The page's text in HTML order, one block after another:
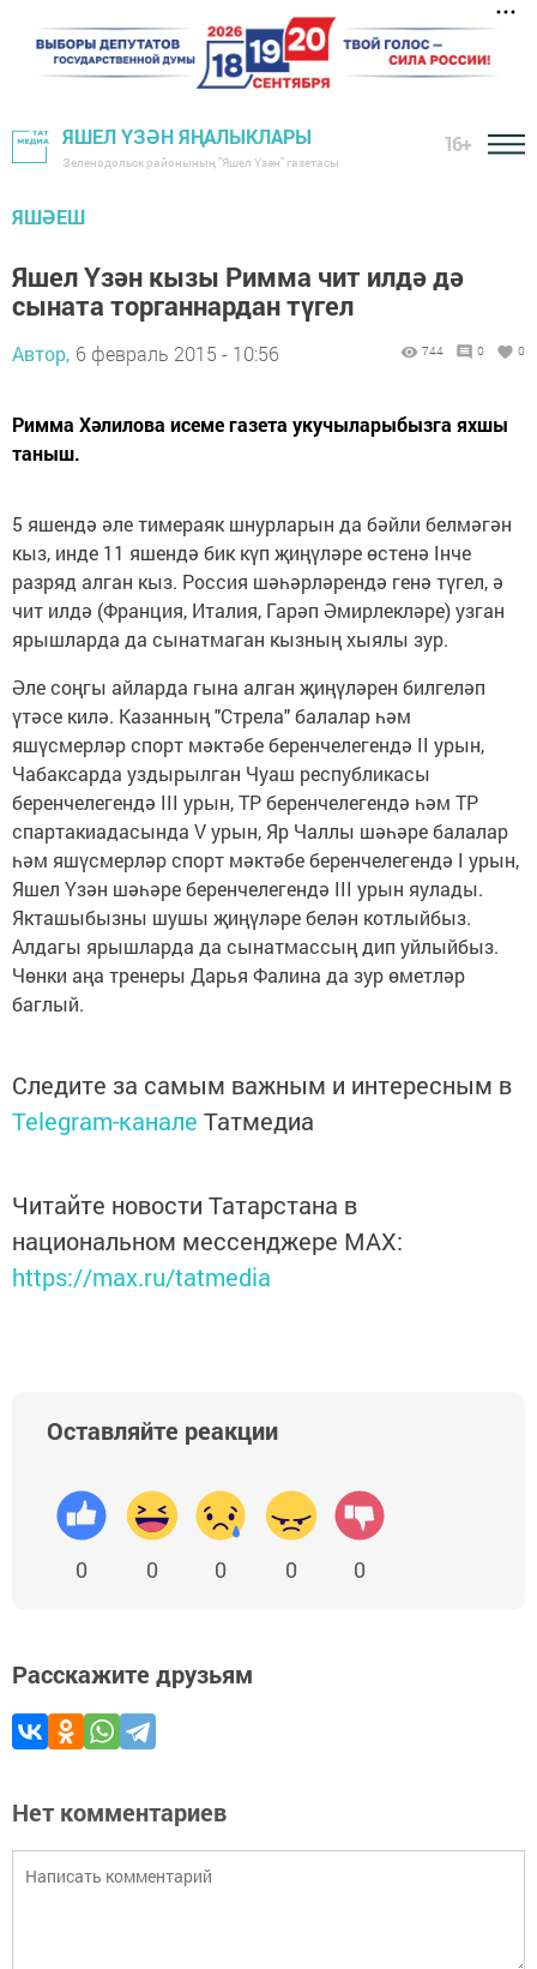
ЯШЕЛ ҮЗӘН ЯҢАЛЫКЛАРЫ
Зеленодольск районының "Яшел Үзән" газетасы
16+
ЯШӘЕШ
Яшел Үзән кызы Римма чит илдә дә
сыната торганнардан түгел
Автор, 6 февраль 2015 - 10:56 744 0 0
Римма Хәлилова исеме газета укучыларыбызга яхшы
таныш.
5 яшендә әле тимераяк шнурларын да бәйли белмәгән
кыз, инде 11 яшендә бик күп җиңүләре өстенә Iнче
разряд алган кыз. Россия шәһәрләрендә генә түгел, ә
чит илдә (Франция, Италия, Гарәп Әмирлекләре) узган
ярышларда да сынатмаган кызның хыялы зур.
Әле соңгы айларда гына алган җиңүләрен билгеләп
үтәсе килә. Казанның "Стрела" балалар һәм
яшүсмерләр спорт мәктәбе беренчелегендә II урын,
Чабаксарда уздырылган Чуаш республикасы
беренчелегендә III урын, ТР беренчелегендә һәм ТР
спартакиадасында V урын, Яр Чаллы шәһәре балалар
һәм яшүсмерләр спорт мәктәбе беренчелегендә I урын,
Яшел Үзән шәһәре беренчелегендә III урын яулады.
Якташыбызны шушы җиңүләре белән котлыйбыз.
Алдагы ярышларда да сынатмассың дип уйлыйбыз.
Чөнки аңа тренеры Дарья Фалина да зур өметләр
баглый.
Следите за самым важным и интересным в
Telegram-канале Татмедиа
Читайте новости Татарстана в
национальном мессенджере MАХ:
https://max.ru/tatmedia
Оставляйте реакции
0 0 0 0 0
Расскажите друзьям
Нет комментариев